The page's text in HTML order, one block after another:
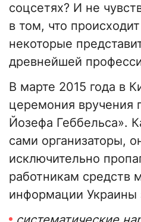
соцсетях? И не
в том, что
некоторые
древнейшей
В марте 2015 года в
церемония вручения
Йозефа Геббельса».
сами организаторы,
исключительно
работникам средств
информации Украины